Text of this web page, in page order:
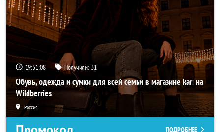
19:51:06 Получили: 31
Обувь, одежда и сумки для всей семьи в магазине kari на
Wildberries
Россия
ПОДРОБНЕЕ